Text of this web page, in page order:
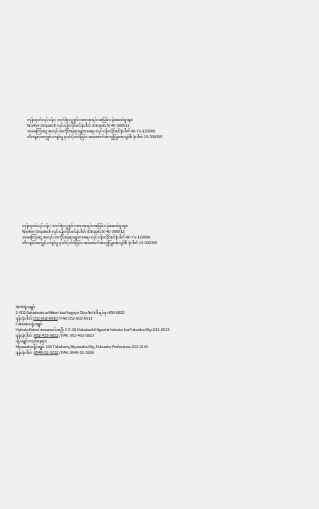
ကုန်ထုတ်လုပ်ငန်း/ ဘက်စုံလူ့စွမ်းအားအရင်းအမြစ်ဝန်ဆောင်မှုများ
Worker Dispatch လုပ်ငန်းလိုင်စင်နံပါတ် (Dispatch) 40-300912
အခကြေးငွေ အလုပ်အကိုင်နေရာချထားရေး လုပ်ငန်းလိုင်စင်နံပါတ် 40-Yu-120008
တိကျသောကျွမ်းကျင်မှု မှတ်ပုံတင်ခြင်း အထောက်အကူပြုအေဂျင်စီ နံပါတ် 19-000395
ကုန်ထုတ်လုပ်ငန်း/ ဘက်စုံလူ့စွမ်းအားအရင်းအမြစ်ဝန်ဆောင်မှုများ
Worker Dispatch လုပ်ငန်းလိုင်စင်နံပါတ် (Dispatch) 40-300912
အခကြေးငွေ အလုပ်အကိုင်နေရာချထားရေး လုပ်ငန်းလိုင်စင်နံပါတ် 40-Yu-120008
တိကျသောကျွမ်းကျင်မှု မှတ်ပုံတင်ခြင်း အထောက်အကူပြုအေဂျင်စီ နံပါတ် 19-000395
Aichi ရုံးချုပ်
2-502 Sakaimatsu၊ Midori-ku၊ Nagoya City၊ Aichi စီရင်စု၊ 458-0820
ဖုန်းနံပါတ်:052-602-6910/ FAX: 052-602-6911
Fukuoka ရုံးချုပ်
Hakata Kaisei အဆောက်အဦ၊ 2-5-28 Hakataeki Higashi၊ Hakata-ku၊ Fukuoka City၊ 812-0013
ဖုန်းနံပါတ် :092-433-5822/ FAX : 092-433-5823
(ရုံးချုပ်တည်နေရာ)
Miyawaka ရုံးချုပ် 236 Takehara, Miyawaka City, Fukuoka Prefecture, 822-0142
ဖုန်းနံပါတ် :0949-52-3232/ FAX : 0949-52-3290